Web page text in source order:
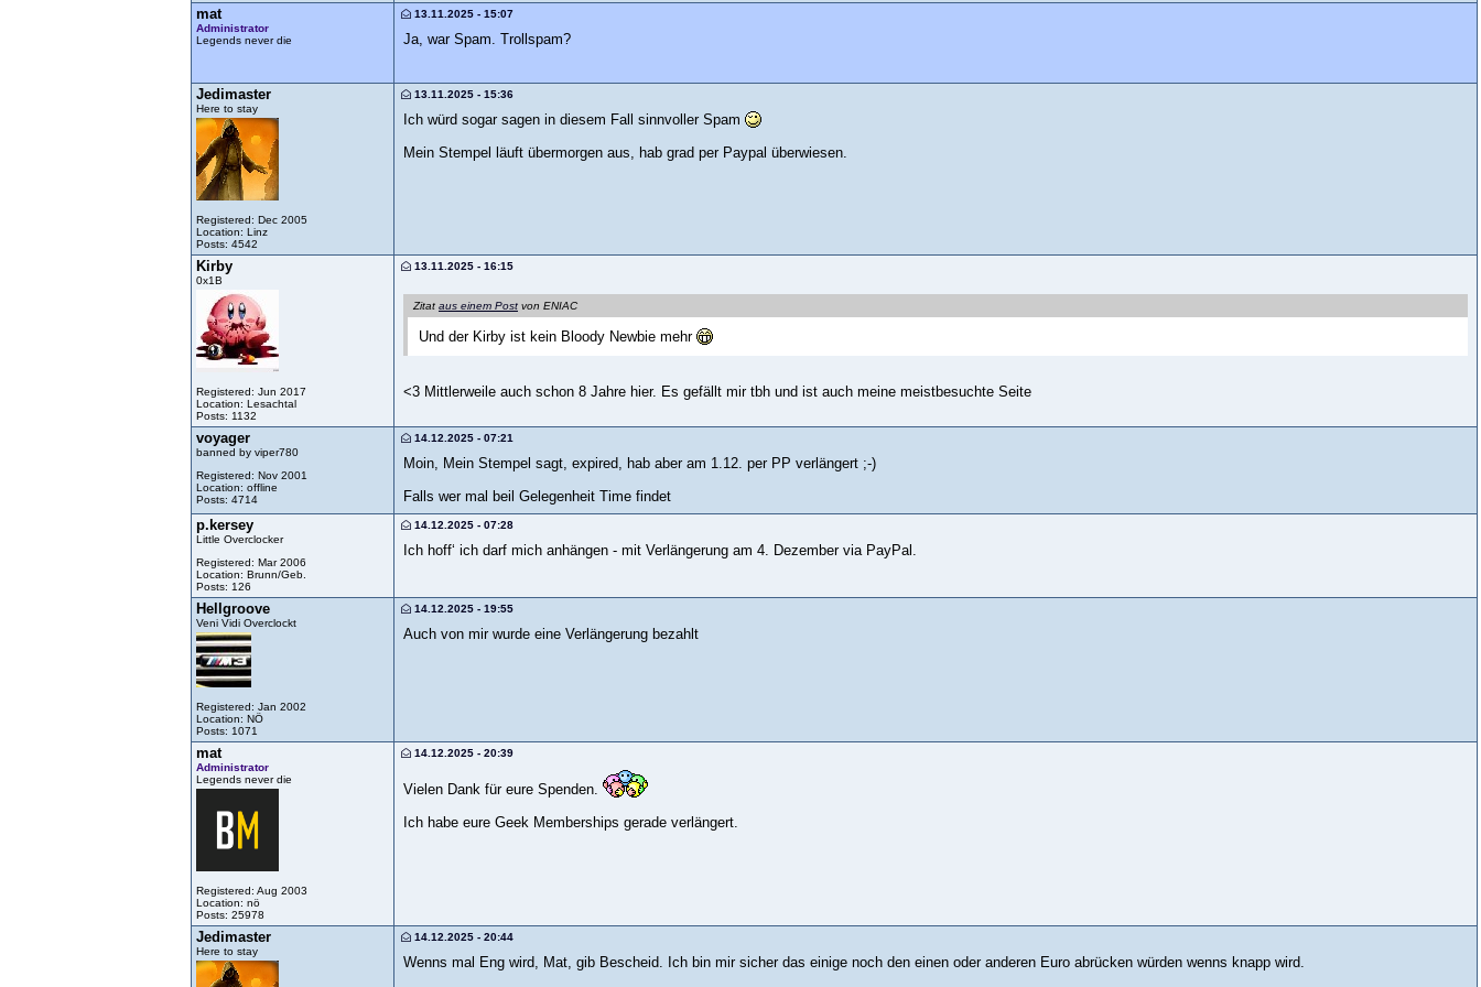
mat
Administrator
Legends never die
13.11.2025 - 15:07
Ja, war Spam. Trollspam?
Jedimaster
Here to stay
Registered: Dec 2005
Location: Linz
Posts: 4542
13.11.2025 - 15:36
Ich würd sogar sagen in diesem Fall sinnvoller Spam
Mein Stempel läuft übermorgen aus, hab grad per Paypal überwiesen.
Kirby
0x1B
Registered: Jun 2017
Location: Lesachtal
Posts: 1132
13.11.2025 - 16:15
Zitat aus einem Post von ENIAC
Und der Kirby ist kein Bloody Newbie mehr
<3 Mittlerweile auch schon 8 Jahre hier. Es gefällt mir tbh und ist auch meine meistbesuchte Seite
voyager
banned by viper780
Registered: Nov 2001
Location: offline
Posts: 4714
14.12.2025 - 07:21
Moin, Mein Stempel sagt, expired, hab aber am 1.12. per PP verlängert ;-)
Falls wer mal beil Gelegenheit Time findet
p.kersey
Little Overclocker
Registered: Mar 2006
Location: Brunn/Geb.
Posts: 126
14.12.2025 - 07:28
Ich hoff‘ ich darf mich anhängen - mit Verlängerung am 4. Dezember via PayPal.
Hellgroove
Veni Vidi Overclockt
Registered: Jan 2002
Location: NÖ
Posts: 1071
14.12.2025 - 19:55
Auch von mir wurde eine Verlängerung bezahlt
mat
Administrator
Legends never die
Registered: Aug 2003
Location: nö
Posts: 25978
14.12.2025 - 20:39
Vielen Dank für eure Spenden.
Ich habe eure Geek Memberships gerade verlängert.
Jedimaster
Here to stay
14.12.2025 - 20:44
Wenns mal Eng wird, Mat, gib Bescheid. Ich bin mir sicher das einige noch den einen oder anderen Euro abrücken würden wenns knapp wird.